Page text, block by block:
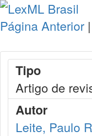
Página Anterior |
Tipo
Artigo de
Autor
Leite, Paulo